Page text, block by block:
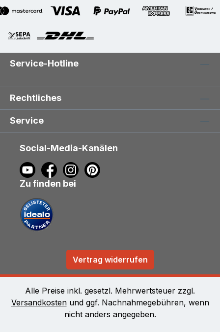
Service-Hotline
Rechtliches
Service
Social-Media-Kanälen
Zu finden bei
Vertrag widerrufen
Alle Preise inkl. gesetzl. Mehrwertsteuer zzgl.
Versandkostenund ggf. Nachnahmegebühren, wenn
nicht anders angegeben.